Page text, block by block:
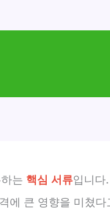
는 핵심 서류입니다
에 큰 영향을 미쳤다